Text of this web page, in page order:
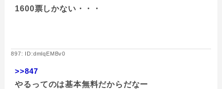
1600票しかない・・・
897: ID:dmlqEMBv0
>>847
やるってのは基本無料だからだなー